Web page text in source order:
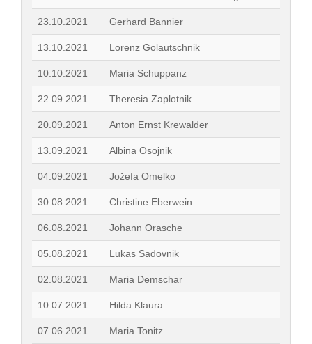
23.10.2021 Gerhard Bannier
13.10.2021 Lorenz Golautschnik
10.10.2021 Maria Schuppanz
22.09.2021 Theresia Zaplotnik
20.09.2021 Anton Ernst Krewalder
13.09.2021 Albina Osojnik
04.09.2021 Jožefa Omelko
30.08.2021 Christine Eberwein
06.08.2021 Johann Orasche
05.08.2021 Lukas Sadovnik
02.08.2021 Maria Demschar
10.07.2021 Hilda Klaura
07.06.2021 Maria Tonitz